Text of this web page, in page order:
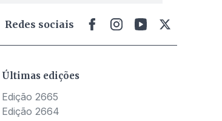
Redes sociais
Últimas edições
Edição 2665
Edição 2664